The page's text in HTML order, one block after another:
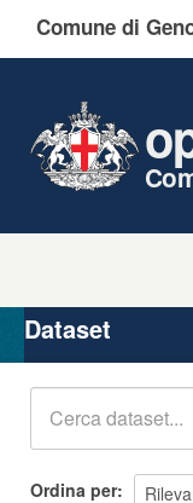
Comune di
Organizzazioni
Gruppi
Dataset
Ordina per